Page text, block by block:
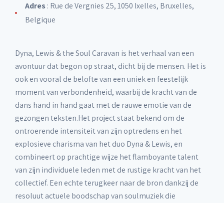
Adres: Rue de Vergnies 25, 1050 Ixelles, Bruxelles,
Belgique
Dyna, Lewis & the Soul Caravan is het verhaal van een
avontuur dat begon op straat, dicht bij de mensen. Het is
ook en vooral de belofte van een uniek en feestelijk
moment van verbondenheid, waarbij de kracht van de
dans hand in hand gaat met de rauwe emotie van de
gezongen teksten.Het project staat bekend om de
ontroerende intensiteit van zijn optredens en het
explosieve charisma van het duo Dyna & Lewis, en
combineert op prachtige wijze het flamboyante talent
van zijn individuele leden met de rustige kracht van het
collectief. Een echte terugkeer naar de bron dankzij de
resoluut actuele boodschap van soulmuziek die